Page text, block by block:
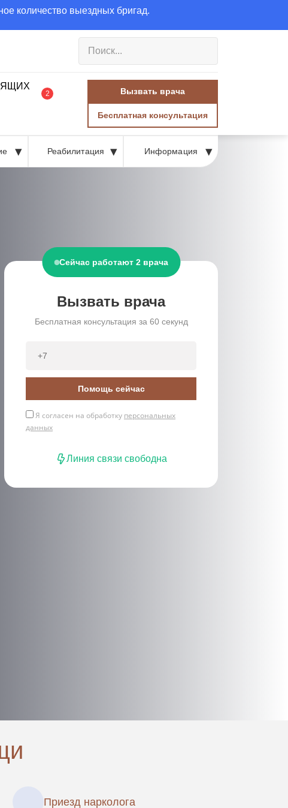
количество выездных бригад.
2 Вызвать врача
Бесплатная консультация
Реабилитация Информация
Сейчас работают 2 врача
Вызвать врача
Бесплатная консультация за 60 секунд
Помощь сейчас
Я согласен на обработку персональных
данных
Линия связи свободна
Приезд нарколога